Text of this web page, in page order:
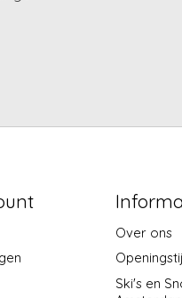
Over ons
Ski's en